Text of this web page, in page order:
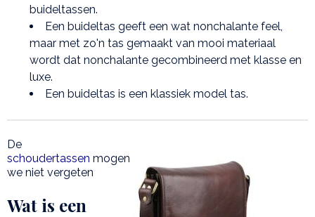
buideltassen.
Een buideltas geeft een wat nonchalante feel,
maar met zo'n tas gemaakt van mooi materiaal
wordt dat nonchalante gecombineerd met klasse en
luxe.
Een buideltas is een klassiek model tas.
De
schoudertassen mogen
we niet vergeten
Wat is een